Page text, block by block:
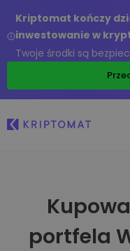
Kriptomat kończy
inwestowanie w
Twoje środki są
portfela